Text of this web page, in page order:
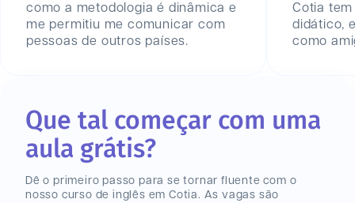
como a metodologia é dinâmica e
me permitiu me comunicar com
pessoas de outros países.
Cotia
didático,
como
Que tal começar com uma
aula grátis?
Dê o primeiro passo para se tornar fluente com o
nosso curso de inglês em Cotia. As vagas são